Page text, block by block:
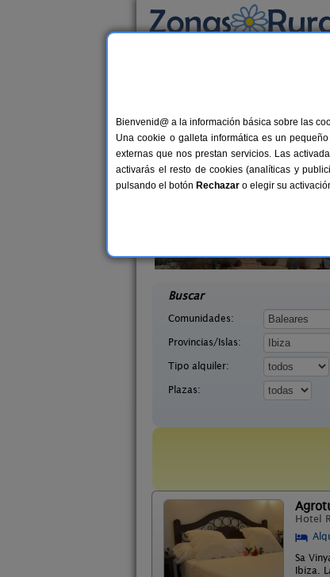
>
Casas Rurales
50 €
Buscar
Comunidades:
Provincias/Islas:
Tipo alquiler:
Plazas:
Hotel
Sa
Ibiza.
Bienvenid@ a la información básica sobre las
Una cookie o galleta informática es un
externas que nos prestan servicios. Las
activarás el resto de cookies (analíticas y
pulsando el botón Rechazar o elegir su